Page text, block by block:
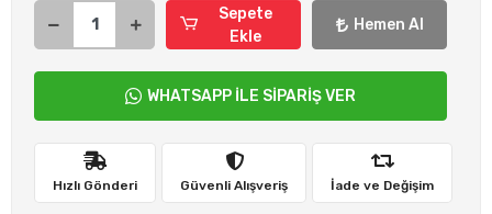
Sepete
Ekle
Hemen Al
WHATSAPP İLE SİPARİŞ VER
Hızlı Gönderi Güvenli Alışveriş İade ve Değişim